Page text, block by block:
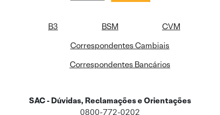
B3 BSM
CVM
Correspondentes Cambiais
Correspondentes Bancários
SAC - Dúvidas, Reclamações e Orientações
0800-772-0202